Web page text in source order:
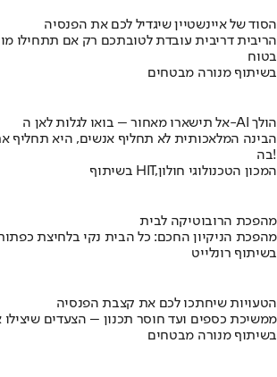
הסוד של איינשטיין שיגדיל לכם את הפנסיה
הריבית דריבית עובדת לטובתכם רק אם תתחילו
בטוח
בשיתוף מנורה מבטחים
אל תישארו מאחור – בואו לגלות לאן ה-AI הולך
הבינה המלאכותית לא תחליף אנשים, היא
בה!
בשיתוף HIT,המכון הטכנולוגי חולון
מהפכת הרובוטיקה לבית
מהפכת הניקיון החכם: כל הבית נקי בלחיצת
בשיתוף רונלייט
הטעויות שיחתכו לכם את קצבת הפנסיה
ממשיכת כספים ועד חוסר תכנון – הצעדים
בשיתוף מנורה מבטחים